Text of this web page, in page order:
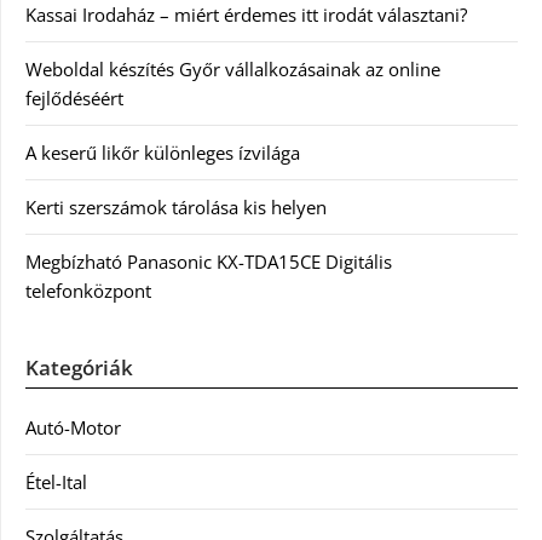
Kassai Irodaház – miért érdemes itt irodát választani?
Weboldal készítés Győr vállalkozásainak az online
fejlődéséért
A keserű likőr különleges ízvilága
Kerti szerszámok tárolása kis helyen
Megbízható Panasonic KX-TDA15CE Digitális
telefonközpont
Kategóriák
Autó-Motor
Étel-Ital